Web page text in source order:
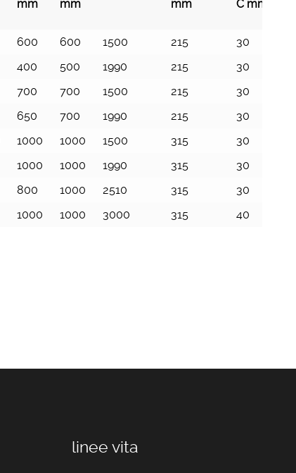
mm
mm
mm
C mm
600 600 1500 215
30
400 500 1990 215
30
700 700 1500 215
30
650 700 1990 215
30
1000 1000 1500 315
30
1000 1000 1990 315
30
800 1000 2510 315
30
1000 1000 3000 315 40
linee vita